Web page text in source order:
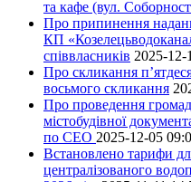
та кафе (вул.
Про припинення
КП
співвласників 2025-12-
Про скликання
восьмого скликання
Про проведення
містобудівної
по СЕО 2025-12-05
Встановлено тарифи
централізованого